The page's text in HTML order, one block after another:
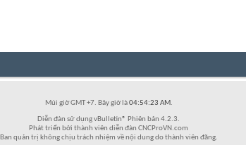
Múi giờ GMT +7. Bây giờ là04:54:23 AM.
Diễn đàn sử dụng vBulletin® Phiên bản 4.2.3.
Phát triển bởi thành viên diễn đàn CNCProVN.com
Ban quản trị không chịu trách nhiệm về nội dung do thành viên đăng.